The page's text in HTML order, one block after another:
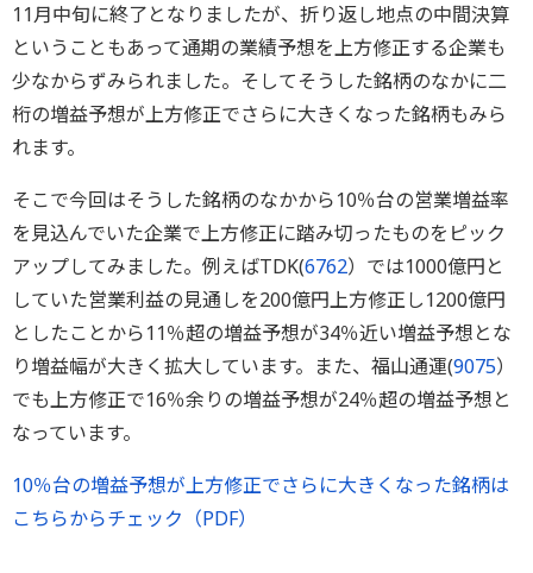
11月中旬に終了となりましたが、折り返し地点の中間決算
ということもあって通期の業績予想を上方修正する企業も
少なからずみられました。そしてそうした銘柄のなかに二
桁の増益予想が上方修正でさらに大きくなった銘柄もみら
れます。
そこで今回はそうした銘柄のなかから10％台の営業増益率
を見込んでいた企業で上方修正に踏み切ったものをピック
アップしてみました。例えばTDK(6762）では1000億円と
していた営業利益の見通しを200億円上方修正し1200億円
としたことから11％超の増益予想が34％近い増益予想とな
り増益幅が大きく拡大しています。また、福山通運(9075）
でも上方修正で16％余りの増益予想が24％超の増益予想と
なっています。
10％台の増益予想が上方修正でさらに大きくなった銘柄は
こちらからチェック（PDF）